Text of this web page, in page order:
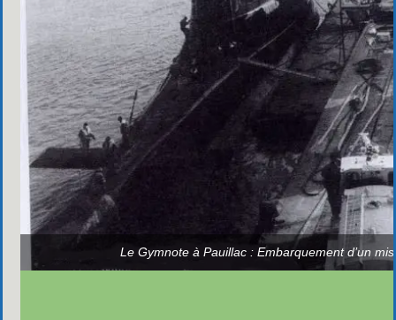
Le Gymnote à Pauillac : Embarquement d’un